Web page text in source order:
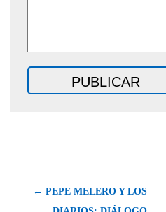
← PEPE MELERO Y LOS